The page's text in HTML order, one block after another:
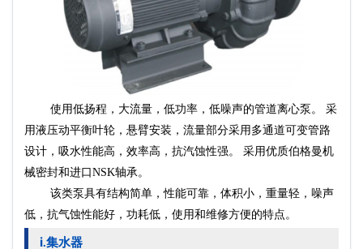
使用低扬程，大流量，低功率，低噪声的管道离心泵。 采
用液压动平衡叶轮，悬臂安装，流量部分采用多通道可变管路
设计，吸水性能高，效率高，抗汽蚀性强。 采用优质伯格曼机
械密封和进口NSK轴承。
该类泵具有结构简单，性能可靠，体积小，重量轻，噪声
低，抗气蚀性能好，功耗低，使用和维修方便的特点。
i.集水器